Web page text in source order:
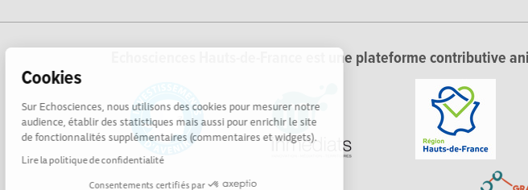
Cookies
Sur Echosciences, nous utilisons des cookies pour mesurer notre
audience, établir des statistiques mais aussi pour enrichir le site
de fonctionnalités supplémentaires (commentaires et widgets).
Lire la politique de confidentialité
Consentements certifiés par
Echosciences Hauts-de-France est une plateforme contributive